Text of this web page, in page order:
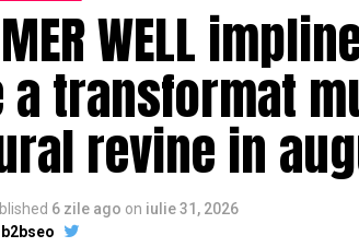
WELL
a transformat
revine in
6 zile ago on iulie 31, 2026
b2bseo